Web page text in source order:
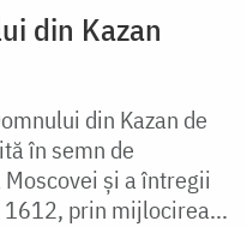
din Kazan
din Kazan de
în semn de
și a întregii
1612, prin mijlocirea...